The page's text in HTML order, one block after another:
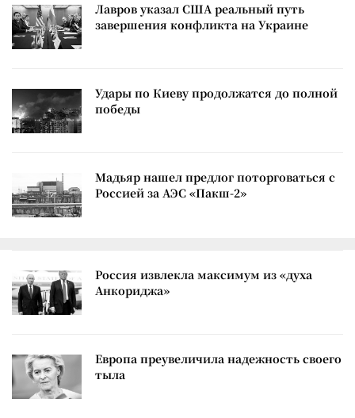
Лавров указал США реальный путь
завершения конфликта на Украине
Удары по Киеву продолжатся до полной
победы
Мадьяр нашел предлог поторговаться с
Россией за АЭС «Пакш-2»
Россия извлекла максимум из «духа
Анкориджа»
Европа преувеличила надежность своего
тыла